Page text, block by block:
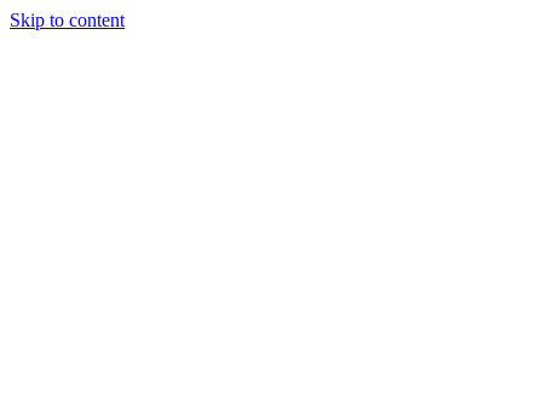
Skip to content